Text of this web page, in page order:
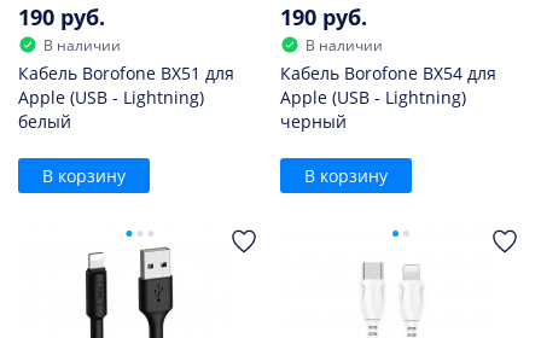
190 руб.
В наличии
Кабель Borofone BX51 для
Apple (USB - Lightning)
белый
В корзину
190 руб.
В наличии
Кабель Borofone BX54 для
Apple (USB - Lightning)
черный
В корзину